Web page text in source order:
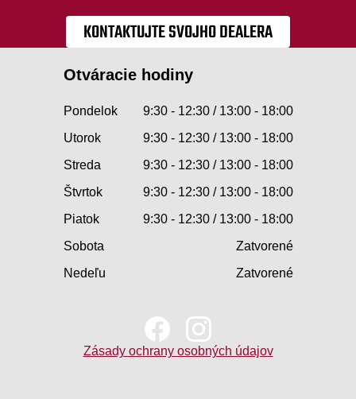
KONTAKTUJTE SVOJHO DEALERA
Otváracie hodiny
Pondelok
9:30 - 12:30 / 13:00 - 18:00
Utorok
9:30 - 12:30 / 13:00 - 18:00
Streda
9:30 - 12:30 / 13:00 - 18:00
Štvrtok
9:30 - 12:30 / 13:00 - 18:00
Piatok
9:30 - 12:30 / 13:00 - 18:00
Sobota
Zatvorené
Nedeľu
Zatvorené
Zásady ochrany osobných údajov